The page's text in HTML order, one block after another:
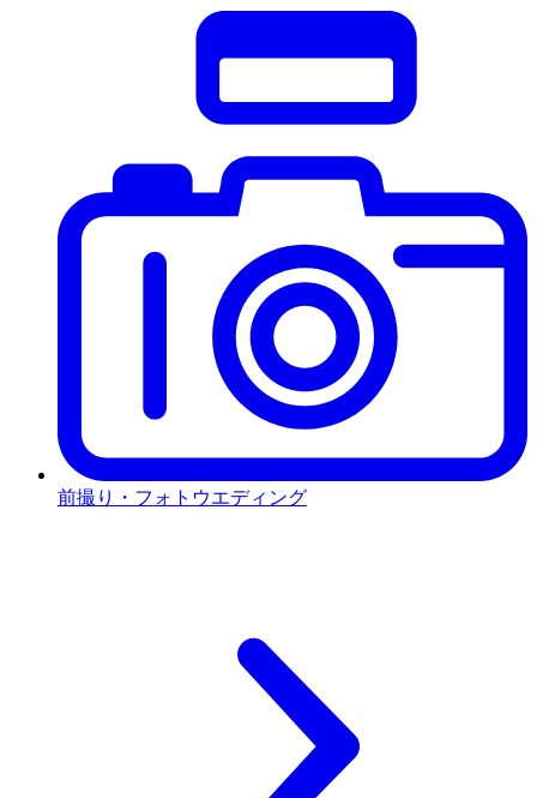
前撮り・フォトウエディング